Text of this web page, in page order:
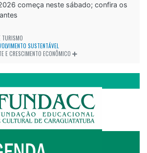
começa neste sábado; confira os
TURISMO
SUSTENTÁVEL
E CRESCIMENTO ECONÔMICO